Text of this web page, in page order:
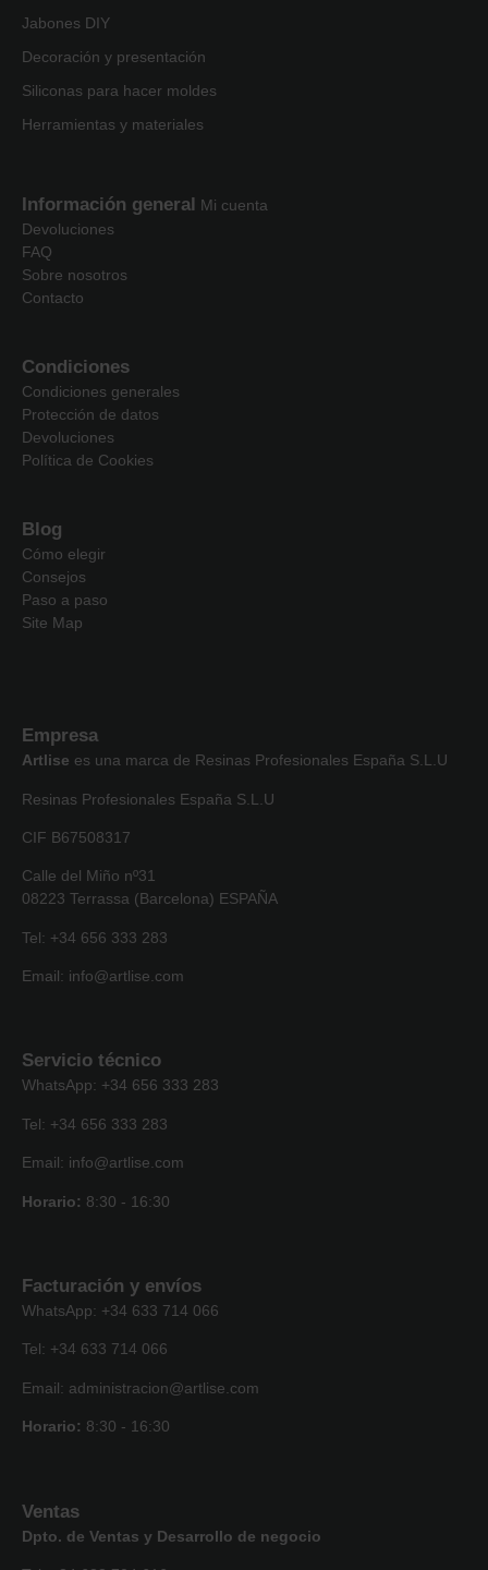
Jabones DIY
Decoración y presentación
Siliconas para hacer moldes
Herramientas y materiales
Información general Mi cuenta
Devoluciones
FAQ
Sobre nosotros
Contacto
Condiciones
Condiciones generales
Protección de datos
Devoluciones
Política de Cookies
Blog
Cómo elegir
Consejos
Paso a paso
Site Map
Empresa
Artlise es una marca de Resinas Profesionales España S.L.U
Resinas Profesionales España S.L.U
CIF B67508317
Calle del Miño nº31
08223 Terrassa (Barcelona) ESPAÑA
Tel: +34 656 333 283
Email: info@artlise.com
Servicio técnico
WhatsApp: +34 656 333 283
Tel: +34 656 333 283
Email: info@artlise.com
Horario: 8:30 - 16:30
Facturación y envíos
WhatsApp: +34 633 714 066
Tel: +34 633 714 066
Email: administracion@artlise.com
Horario: 8:30 - 16:30
Ventas
Dpto. de Ventas y Desarrollo de negocio